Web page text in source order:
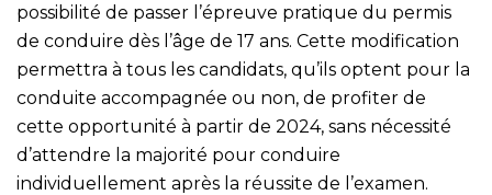
possibilité de passer l’épreuve pratique du permis
de conduire dès l’âge de 17 ans. Cette modification
permettra à tous les candidats, qu’ils optent pour la
conduite accompagnée ou non, de profiter de
cette opportunité à partir de 2024, sans nécessité
d’attendre la majorité pour conduire
individuellement après la réussite de l’examen.